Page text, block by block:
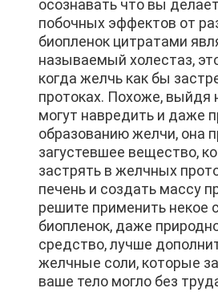
осознавать что вы
побочных эффектов от
биопленок цитратами
называемый холестаз,
когда желчь как бы
протоках. Похоже, выйдя
могут навредить и даже
образованию желчи, она
загустевшее вещество,
застрять в желчных
печень и создать массу
решите применить некое
биопленок, даже
средство, лучше
желчные соли, которые
ваше тело могло без